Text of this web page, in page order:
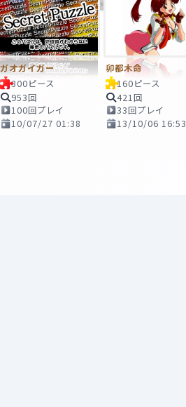
ガオガイガー
300ピース
953回
100回プレイ
10/07/27 01:38
卯都木命
160ピース
421回
33回プレイ
13/10/06 16:53